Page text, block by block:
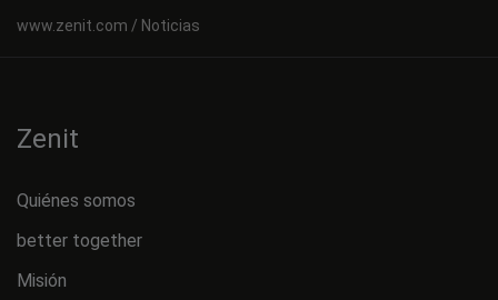
Noticias
Zenit
Quiénes somos
better together
Misión